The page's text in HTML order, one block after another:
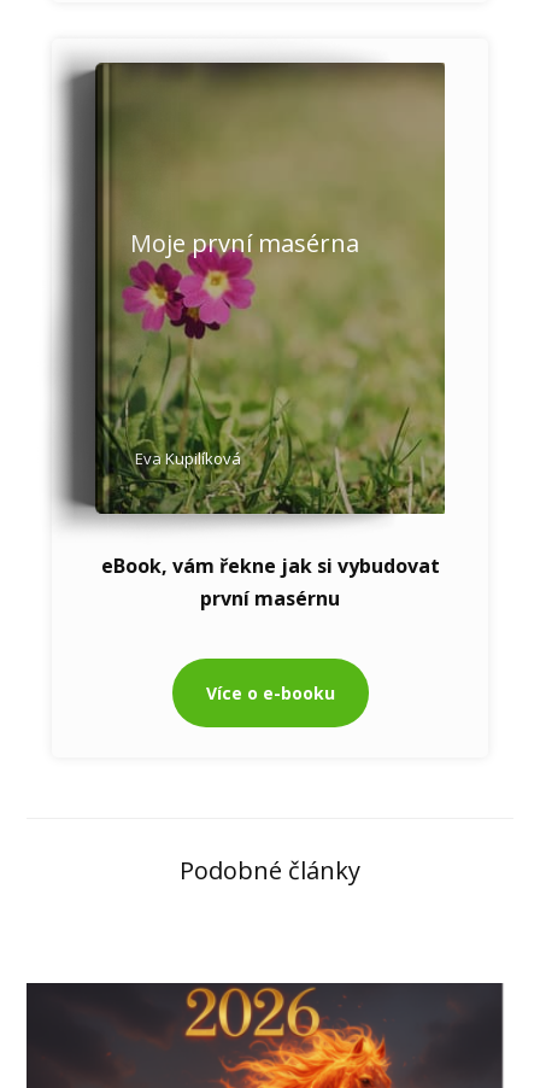
Moje první masérna
Eva Kupilíková
eBook, vám řekne jak si vybudovat
první masérnu
Více o e-booku
Podobné články